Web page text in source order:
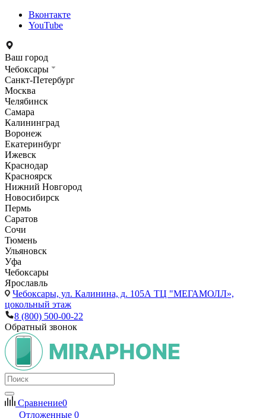
Вконтакте
YouTube
Ваш город
Чебоксары
Санкт-Петербург
Москва
Челябинск
Самара
Калининград
Воронеж
Екатеринбург
Ижевск
Краснодар
Красноярск
Нижний Новгород
Новосибирск
Пермь
Саратов
Сочи
Тюмень
Ульяновск
Уфа
Чебоксары
Ярославль
Чебоксары, ул. Калинина, д. 105А ТЦ "МЕГАМОЛЛ»,
цокольный этаж
8 (800) 500-00-22
Обратный звонок
Сравнение0
Отложенные 0